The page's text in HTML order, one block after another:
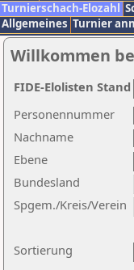
Turnierschach-Elozahl
Allgemeines Turnier
Willkommen
Nachname
Ebene
Sortierung
Personennummer
Bundesland
Spgem./Kreis/Verein
FIDE-Elolisten Stand